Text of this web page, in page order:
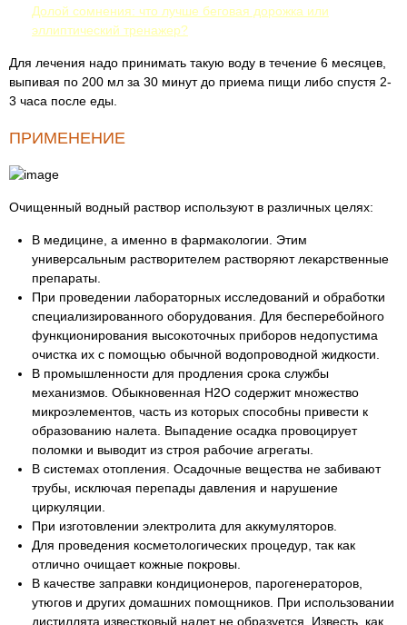
Долой сомнения: что лучше беговая дорожка или
эллиптический тренажер?
Для лечения надо принимать такую воду в течение 6 месяцев,
выпивая по 200 мл за 30 минут до приема пищи либо спустя 2-
3 часа после еды.
ПРИМЕНЕНИЕ
Очищенный водный раствор используют в различных целях:
В медицине, а именно в фармакологии. Этим
универсальным растворителем растворяют лекарственные
препараты.
При проведении лабораторных исследований и обработки
специализированного оборудования. Для бесперебойного
функционирования высокоточных приборов недопустима
очистка их с помощью обычной водопроводной жидкости.
В промышленности для продления срока службы
механизмов. Обыкновенная H2O содержит множество
микроэлементов, часть из которых способны привести к
образованию налета. Выпадение осадка провоцирует
поломки и выводит из строя рабочие агрегаты.
В системах отопления. Осадочные вещества не забивают
трубы, исключая перепады давления и нарушение
циркуляции.
При изготовлении электролита для аккумуляторов.
Для проведения косметологических процедур, так как
отлично очищает кожные покровы.
В качестве заправки кондиционеров, парогенераторов,
утюгов и других домашних помощников. При использовании
дистиллята известковый налет не образуется. Известь, как